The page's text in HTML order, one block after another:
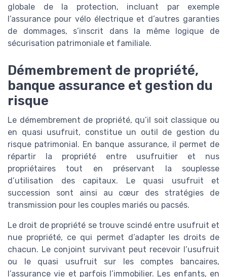
globale de la protection, incluant par exemple
l’assurance pour vélo électrique et d’autres garanties
de dommages, s’inscrit dans la même logique de
sécurisation patrimoniale et familiale.
Démembrement de propriété,
banque assurance et gestion du
risque
Le démembrement de propriété, qu’il soit classique ou
en quasi usufruit, constitue un outil de gestion du
risque patrimonial. En banque assurance, il permet de
répartir la propriété entre usufruitier et nus
propriétaires tout en préservant la souplesse
d’utilisation des capitaux. Le quasi usufruit et
succession sont ainsi au cœur des stratégies de
transmission pour les couples mariés ou pacsés.
Le droit de propriété se trouve scindé entre usufruit et
nue propriété, ce qui permet d’adapter les droits de
chacun. Le conjoint survivant peut recevoir l’usufruit
ou le quasi usufruit sur les comptes bancaires,
l’assurance vie et parfois l’immobilier. Les enfants, en